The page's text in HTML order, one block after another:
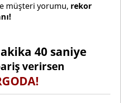
müşteri yorumu, rekor
39 saniye
verirsen